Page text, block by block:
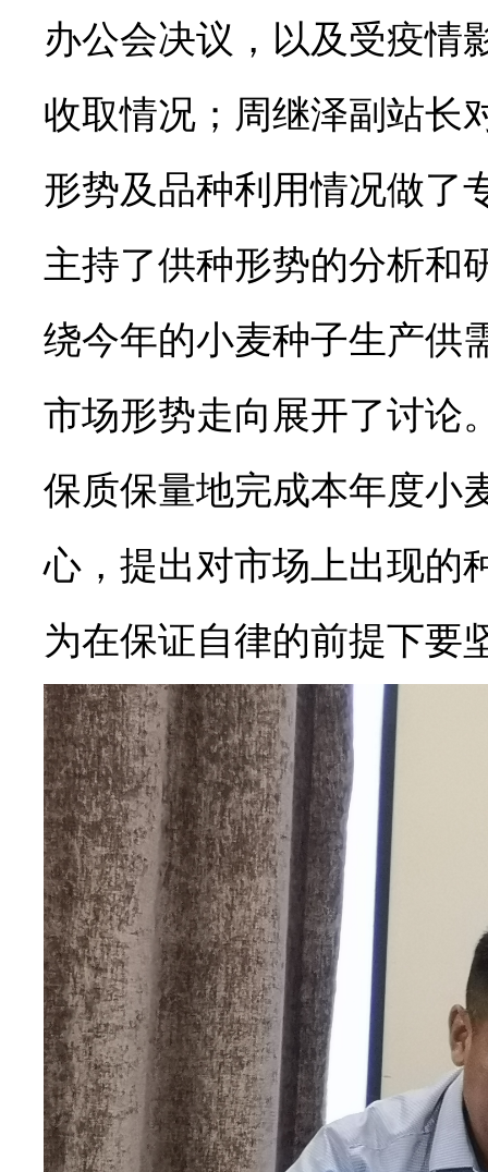
办公会决议，以及受疫情
收取情况；周继泽副站长
形势及品种利用情况做了
主持了供种形势的分析和
绕今年的小麦种子生产供
市场形势走向展开了讨论
保质保量地完成本年度小
心，提出对市场上出现的
为在保证自律的前提下要